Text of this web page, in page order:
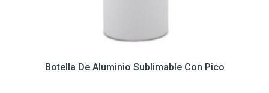
Botella De Aluminio Sublimable Con Pico